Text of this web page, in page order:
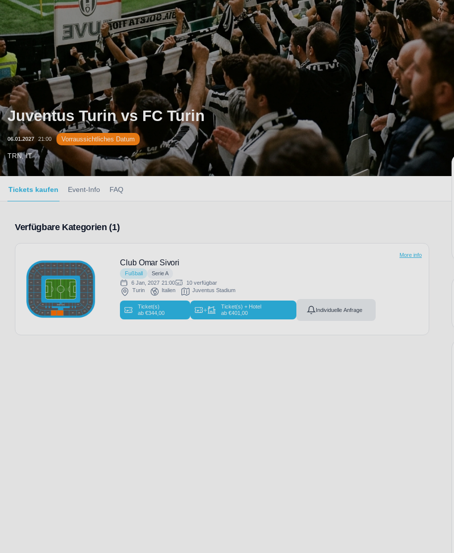
Juventus Turin vs FC Turin
06.01.2027 21:00 Vorraussichtliches Datum
TRN, IT
Tickets kaufen Event-Info FAQ
Verfügbare Kategorien (1)
Club Omar Sivori
Fußball
Serie A
6 Jan, 2027 21:00
10 verfügbar
Turin
Italien Juventus Stadium
Ticket(s)
ab€344,00 +
Ticket(s) + Hotel
ab€401,00 Individuelle Anfrage
More info